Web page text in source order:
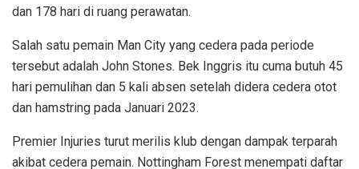
dan 178 hari di ruang perawatan.
Salah satu pemain Man City yang cedera pada periode
tersebut adalah John Stones. Bek Inggris itu cuma butuh 45
hari pemulihan dan 5 kali absen setelah didera cedera otot
dan hamstring pada Januari 2023.
Premier Injuries turut merilis klub dengan dampak terparah
akibat cedera pemain. Nottingham Forest menempati daftar